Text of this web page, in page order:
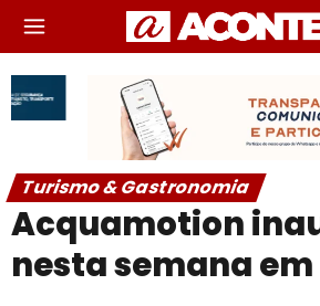
Turismo & Gastronomia
Acquamotion
nesta semana